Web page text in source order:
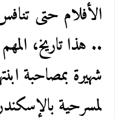
الأفلام حتى
.. هذا تاريخ،
شهيرة بمصاحبة
لمسرحية